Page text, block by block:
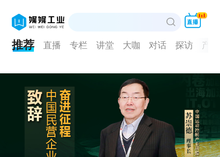
推荐 直播 专栏 讲堂 大咖 对话 探访 产品